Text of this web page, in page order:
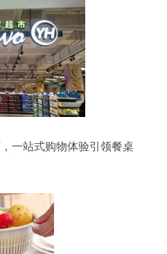
一站式购物体验引领餐桌